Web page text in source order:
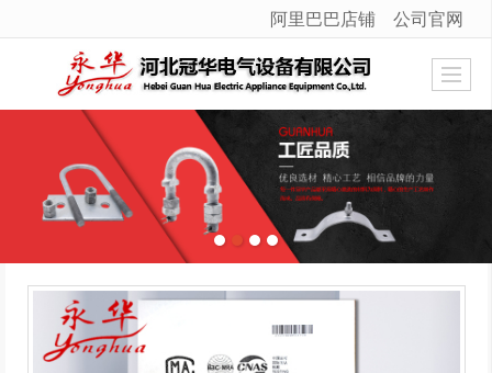
很遗憾，因您的浏览器版本过低导致无法获得最佳浏览体验，推荐下载安装谷歌浏览器！
阿里巴巴店铺 公司官网